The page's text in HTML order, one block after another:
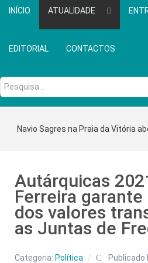
INÍCIO ATUALIDADE
EDITORIAL CONTACTOS
Pesquisa...
Navio Sagres na Praia da Vitória
Autárquicas
Ferreira
dos valores
as Juntas de
Categoria: Política
Publicado